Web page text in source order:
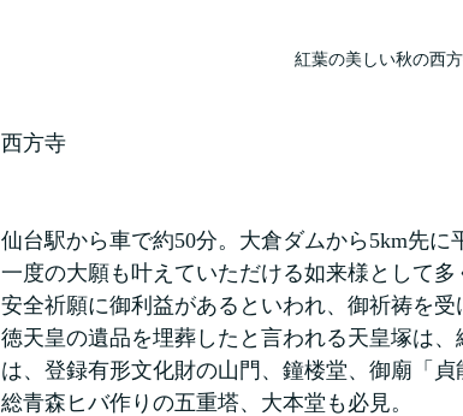
紅葉の美しい秋の西
西方寺
仙台駅から車で約50分。大倉ダムから5km先
一度の大願も叶えていただける如来様として
安全祈願に御利益があるといわれ、御祈祷を
徳天皇の遺品を埋葬したと言われる天皇塚は
は、登録有形文化財の山門、鐘楼堂、御廟「
総青森ヒバ作りの五重塔、大本堂も必見。